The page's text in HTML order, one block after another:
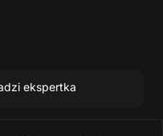
ekspertka